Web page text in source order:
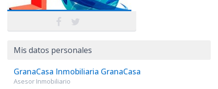
Mis datos personales
GranaCasa Inmobiliaria GranaCasa
Asesor Inmobiliario